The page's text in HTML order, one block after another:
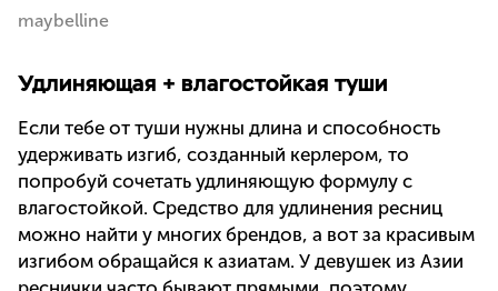
maybelline
Удлиняющая + влагостойкая туши
Если тебе от туши нужны длина и способность
удерживать изгиб, созданный керлером, то
попробуй сочетать удлиняющую формулу с
влагостойкой. Средство для удлинения ресниц
можно найти у многих брендов, а вот за красивым
изгибом обращайся к азиатам. У девушек из Азии